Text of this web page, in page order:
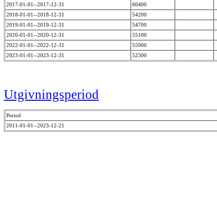
2017-01-01--2017-12-31
60400
2018-01-01--2018-12-31
54200
2019-01-01--2019-12-31
54700
2020-01-01--2020-12-31
55100
2022-01-01--2022-12-31
55900
2023-01-01--2023-12-31
52500
Utgivningsperiod
Period
2011-01-01--2023-12-21